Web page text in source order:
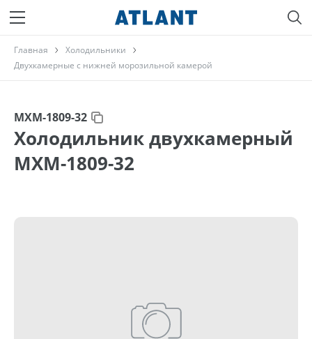
Главная
Холодильники
Двухкамерные с нижней морозильной камерой
МХМ-1809-32
Холодильник двухкамерный
МХМ-1809-32